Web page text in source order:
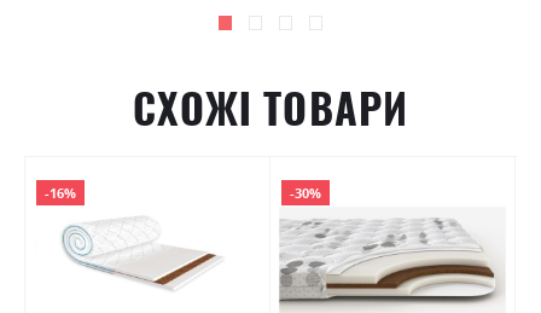
СХОЖІ ТОВАРИ
-16% -30%